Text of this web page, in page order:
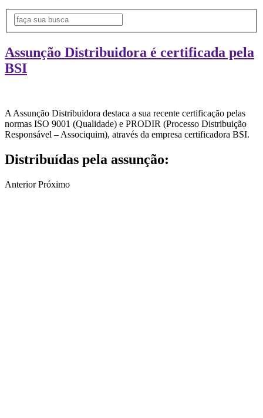
Assunção Distribuidora é certificada pela
BSI
A Assunção Distribuidora destaca a sua recente certificação pelas
normas ISO 9001 (Qualidade) e PRODIR (Processo Distribuição
Responsável – Associquim), através da empresa certificadora BSI.
Distribuídas pela assunção:
Anterior Próximo